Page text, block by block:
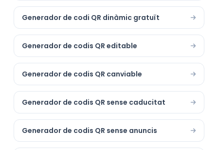
Generador de codi QR dinàmic gratuït
Generador de codis QR editable
Generador de codis QR canviable
Generador de codis QR sense caducitat
Generador de codis QR sense anuncis